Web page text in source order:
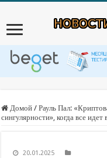
Домой / Рауль Пал:
сингулярности», когда все идет
20.01.2025